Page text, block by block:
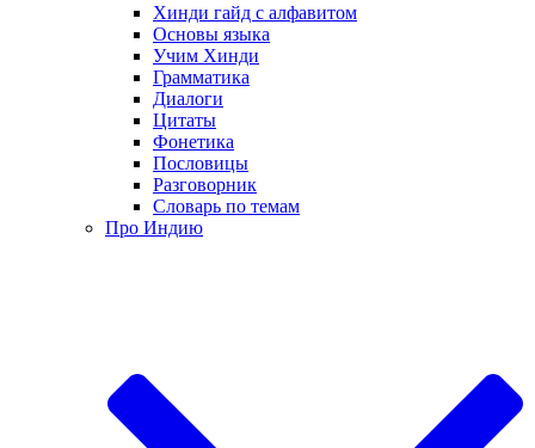
Хинди гайд с алфавитом
Основы языка
Учим Хинди
Грамматика
Диалоги
Цитаты
Фонетика
Пословицы
Разговорник
Словарь по темам
Про Индию